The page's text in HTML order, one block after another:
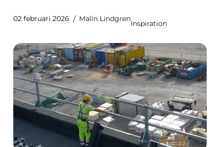
02 februari 2026 Malin Lindgren
Inspiration